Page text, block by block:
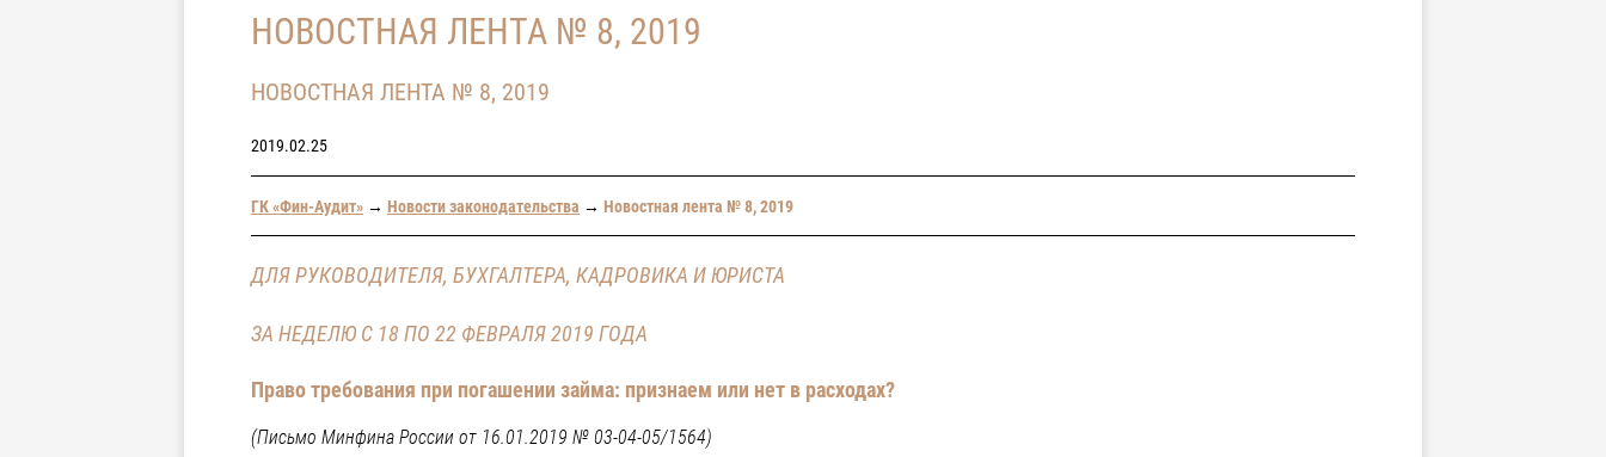
НОВОСТНАЯ ЛЕНТА № 8, 2019
НОВОСТНАЯ ЛЕНТА № 8, 2019
2019.02.25
ГК «Фин-Аудит» → Новости законодательства → Новостная лента № 8, 2019
ДЛЯ РУКОВОДИТЕЛЯ, БУХГАЛТЕРА, КАДРОВИКА И ЮРИСТА
ЗА НЕДЕЛЮ С 18 ПО 22 ФЕВРАЛЯ 2019 ГОДА
Право требования при погашении займа: признаем или нет в расходах?
(Письмо Минфина России от 16.01.2019 № 03-04-05/1564)